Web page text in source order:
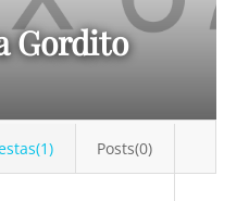
Gordito
Posts(0)